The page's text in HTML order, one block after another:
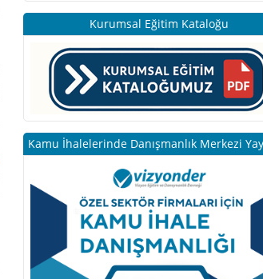
Kurumsal Eğitim Kataloğu
Kamu İhalelerinde Danışmanlık Merkezi